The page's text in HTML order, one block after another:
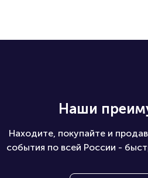
Наши
Находите, покупайте и
события по всей России -